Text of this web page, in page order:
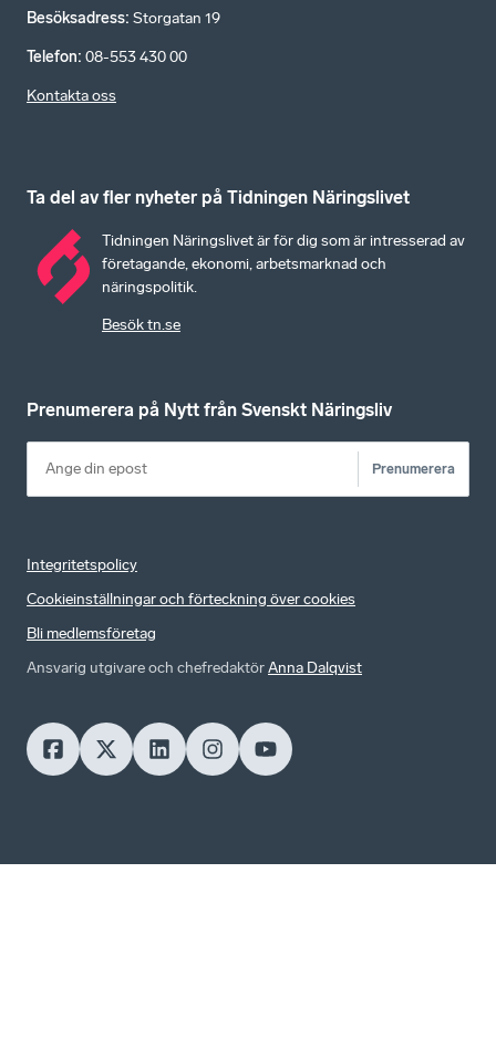
Besöksadress: Storgatan 19
Telefon: 08-553 430 00
Kontakta oss
Ta del av fler nyheter på Tidningen Näringslivet
Tidningen Näringslivet är för dig som är intresserad av
företagande, ekonomi, arbetsmarknad och
näringspolitik.
Besök tn.se
Prenumerera på Nytt från Svenskt Näringsliv
Prenumerera
Integritetspolicy
Cookieinställningar och förteckning över cookies
Bli medlemsföretag
Ansvarig utgivare och chefredaktörAnna Dalqvist